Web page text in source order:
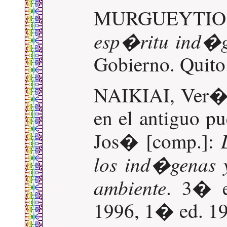
esp�ritu
Gobierno.
NAIKIAI,
en el antiguo
Jos� [comp.]:
los ind�genas
ambiente. 3�
1996, 1� ed.